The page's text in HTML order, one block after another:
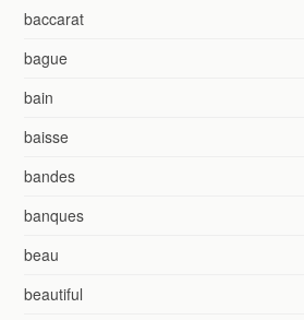
baccarat
bague
bain
baisse
bandes
banques
beau
beautiful